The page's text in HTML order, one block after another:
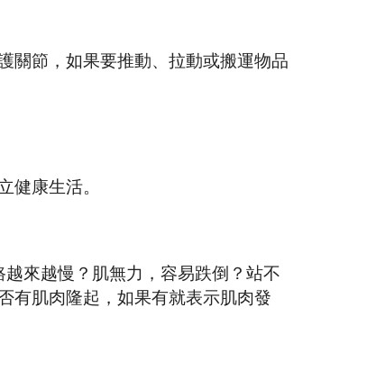
關節，如果要推動、拉動或搬運物品
健康生活。
來越慢？肌無力，容易跌倒？站不
有肌肉隆起，如果有就表示肌肉發